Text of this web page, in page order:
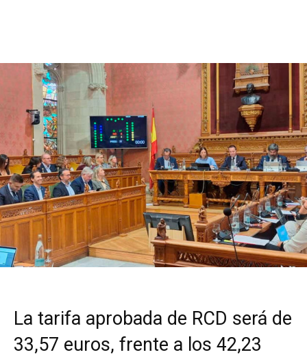
La tarifa aprobada de RCD será de
33,57 euros, frente a los 42,23